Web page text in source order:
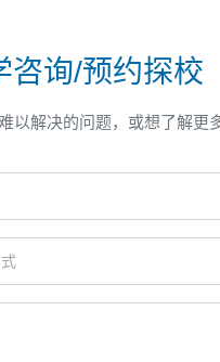
咨询/预约探校
以解决的问题，或想了解更